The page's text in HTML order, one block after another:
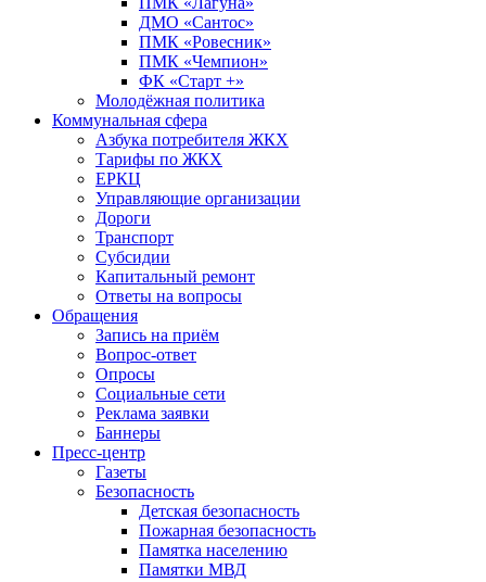
ДМО «Сантос»
ПМК «Ровесник»
ПМК «Чемпион»
ФК «Старт +»
Молодёжная политика
Коммунальная сфера
Азбука потребителя ЖКХ
Тарифы по ЖКХ
ЕРКЦ
Управляющие организации
Дороги
Транспорт
Субсидии
Капитальный ремонт
Ответы на вопросы
Обращения
Запись на приём
Вопрос-ответ
Опросы
Социальные сети
Реклама заявки
Баннеры
Пресс-центр
Газеты
Безопасность
Детская безопасность
Пожарная безопасность
Памятка населению
Памятки МВД